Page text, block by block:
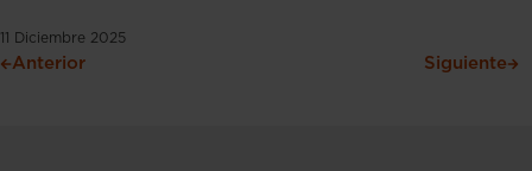
11 Diciembre 2025
Anterior Siguiente